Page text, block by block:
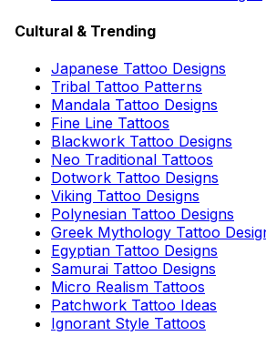
Cultural & Trending
Japanese Tattoo Designs
Tribal Tattoo Patterns
Mandala Tattoo Designs
Fine Line Tattoos
Blackwork Tattoo Designs
Neo Traditional Tattoos
Dotwork Tattoo Designs
Viking Tattoo Designs
Polynesian Tattoo Designs
Greek Mythology Tattoo
Egyptian Tattoo Designs
Samurai Tattoo Designs
Micro Realism Tattoos
Patchwork Tattoo Ideas
Ignorant Style Tattoos